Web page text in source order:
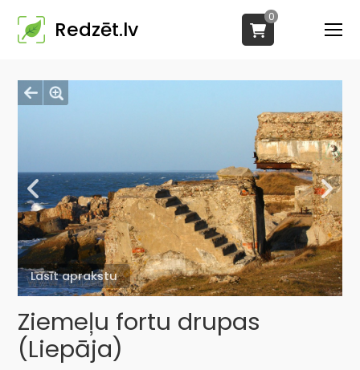
Redzēt.lv
0
Lasīt aprakstu
Ziemeļu fortu drupas
(Liepāja)